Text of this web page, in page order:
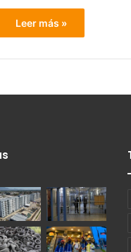
Leer más »